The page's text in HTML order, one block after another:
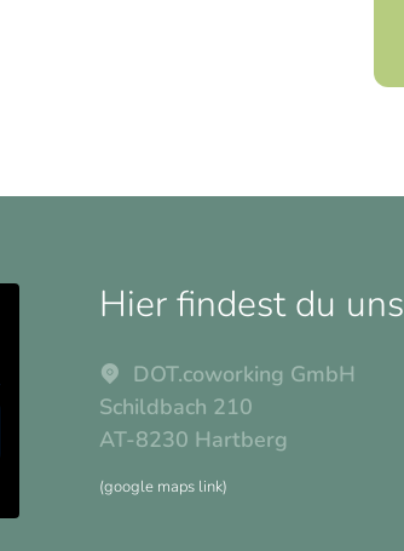
Hier findest du uns
DOT.coworking GmbH
Schildbach 210
AT-8230 Hartberg
(google maps link)